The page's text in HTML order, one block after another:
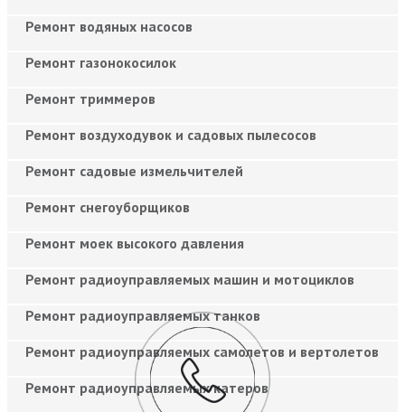
Ремонт водяных насосов
Ремонт газонокосилок
Ремонт триммеров
Ремонт воздуходувок и садовых пылесосов
Ремонт садовые измельчителей
Ремонт снегоуборщиков
Ремонт моек высокого давления
Ремонт радиоуправляемых машин и мотоциклов
Ремонт радиоуправляемых танков
Ремонт радиоуправляемых самолетов и вертолетов
Ремонт радиоуправляемых катеров